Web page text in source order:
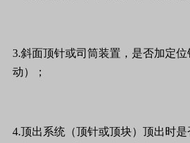
3.斜面顶针或司筒装置，是否加定
动）；
4.顶出系统（顶针或顶块）顶出时